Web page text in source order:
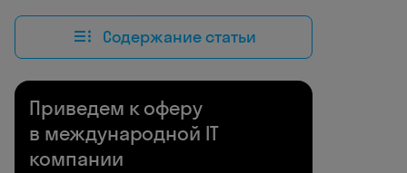
Содержание статьи
Приведем к оферу
в международной IT
компании